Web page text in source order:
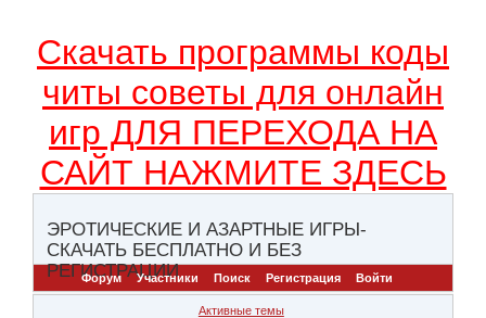
Скачать программы коды
читы советы для онлайн
игр ДЛЯ ПЕРЕХОДА НА
САЙТ НАЖМИТЕ ЗДЕСЬ
ЭРОТИЧЕСКИЕ И АЗАРТНЫЕ ИГРЫ-
СКАЧАТЬ БЕСПЛАТНО И БЕЗ
РЕГИСТРАЦИИ
Форум Участники Поиск Регистрация Войти
Активные темы